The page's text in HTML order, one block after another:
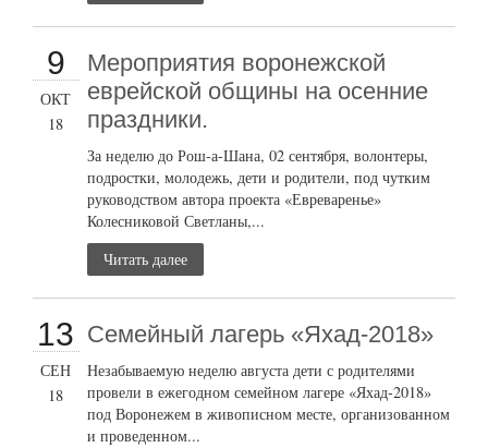
9
ОКТ
18
Мероприятия воронежской
еврейской общины на осенние
праздники.
За неделю до Рош-а-Шана, 02 сентября, волонтеры,
подростки, молодежь, дети и родители, под чутким
руководством автора проекта «Евреваренье»
Колесниковой Светланы,...
Читать далее
13
СЕН
18
Семейный лагерь «Яхад-2018»
Незабываемую неделю августа дети с родителями
провели в ежегодном семейном лагере «Яхад-2018»
под Воронежем в живописном месте, организованном
и проведенном...